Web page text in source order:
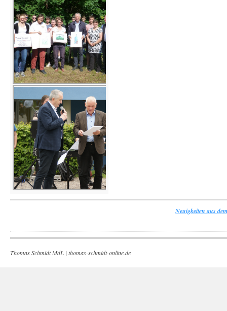
Neuigkeiten aus
Thomas Schmidt MdL | thomas-schmidt-online.de